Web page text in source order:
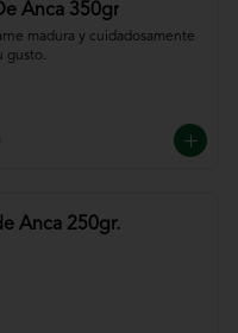
Anca 350gr
madura y cuidadosamente
gusto.
Anca 250gr.